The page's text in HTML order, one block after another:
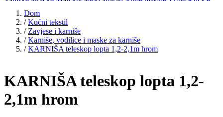
Vrtni tuševi
dekoracijePet centar
Dom
/ Kućni tekstil
/ Zavjese i karniše
/ Karniše, vodilice i maske za karniše
/ KARNIŠA teleskop lopta 1,2-2,1m hrom
KARNIŠA teleskop lopta 1,2-
2,1m hrom